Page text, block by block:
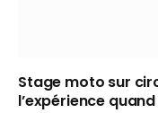
Stage moto sur
l’expérience